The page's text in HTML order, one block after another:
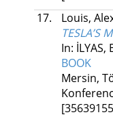
17.
Louis,
TESLA’S
In: İLYAS,
BOOK
Mersin,